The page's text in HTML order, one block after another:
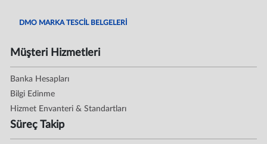
DMO MARKA TESCİL BELGELERİ
Müşteri Hizmetleri
Banka Hesapları
Bilgi Edinme
Hizmet Envanteri & Standartları
Süreç Takip